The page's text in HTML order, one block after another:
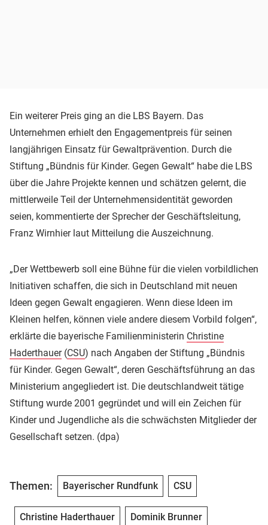
Ein weiterer Preis ging an die LBS Bayern. Das
Unternehmen erhielt den Engagementpreis für seinen
langjährigen Einsatz für Gewaltprävention. Durch die
Stiftung „Bündnis für Kinder. Gegen Gewalt“ habe die LBS
über die Jahre Projekte kennen und schätzen gelernt, die
mittlerweile Teil der Unternehmensidentität geworden
seien, kommentierte der Sprecher der Geschäftsleitung,
Franz Wirnhier laut Mitteilung die Auszeichnung.
„Der Wettbewerb soll eine Bühne für die vielen vorbildlichen
Initiativen schaffen, die sich in Deutschland mit neuen
Ideen gegen Gewalt engagieren. Wenn diese Ideen im
Kleinen helfen, können viele andere diesem Vorbild folgen“,
erklärte die bayerische Familienministerin Christine
Haderthauer(CSU) nach Angaben der Stiftung „Bündnis
für Kinder. Gegen Gewalt“, deren Geschäftsführung an das
Ministerium angegliedert ist. Die deutschlandweit tätige
Stiftung wurde 2001 gegründet und will ein Zeichen für
Kinder und Jugendliche als die schwächsten Mitglieder der
Gesellschaft setzen. (dpa)
Themen: Bayerischer Rundfunk CSU
Christine Haderthauer Dominik Brunner